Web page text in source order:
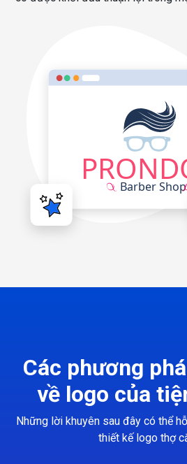
Các phương
về logo của
Những lời khuyên sau đây có thể
thiết kế logo thợ